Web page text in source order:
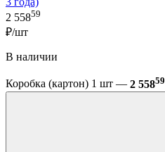
2 55859
₽/шт
В наличии
Коробка (картон) 1 шт — 2 55859